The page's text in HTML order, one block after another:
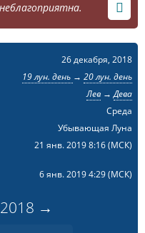
26 декабря, 2018
19 лун. день → 20 лун. день
Лев→Дева
Среда
Убывающая Луна
21 янв. 2019 8:16(МСК)
6 янв. 2019 4:29(МСК)
2018 →